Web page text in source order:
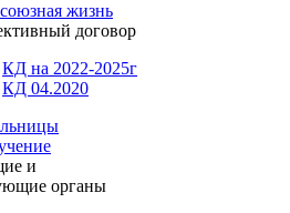
жизнь
договор
КД на 2022-2025г
КД 04.2020
и
органы